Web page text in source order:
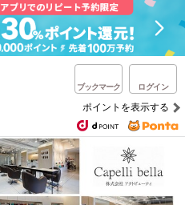
ブックマーク ログイン
ポイントを表示する